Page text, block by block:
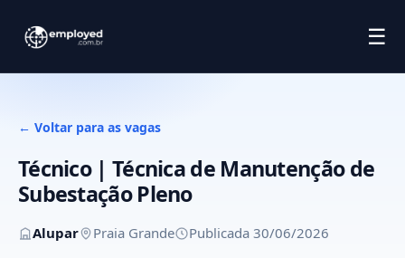
☰
← Voltar para as vagas
Técnico | Técnica de Manutenção de
Subestação Pleno
Alupar Praia Grande Publicada 30/06/2026